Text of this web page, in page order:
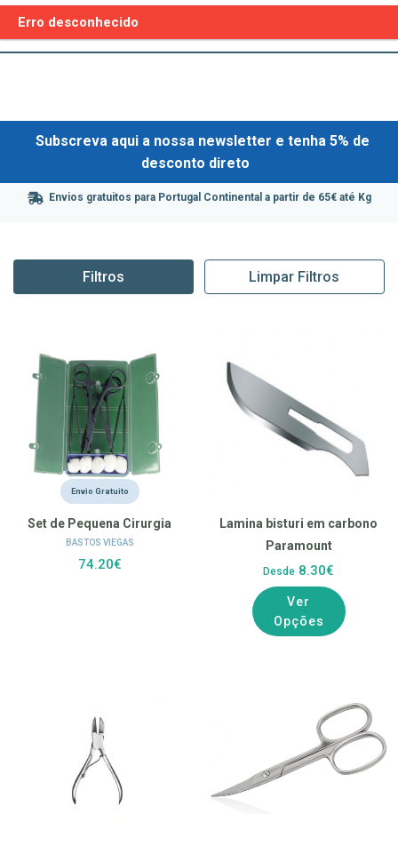
Subscreva aqui a nossa newsletter e tenha 5% de
desconto direto
Envios gratuitos para Portugal Continental a partir de 65€ até Kg
Filtros Limpar Filtros
Envio Gratuito
Set de Pequena Cirurgia
BASTOS VIEGAS
74.20€
Lamina bisturi em carbono
Paramount
Desde 8.30€
Ver
Opções
Erro desconhecido